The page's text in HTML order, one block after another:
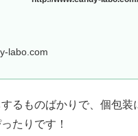
labo.com
るものばかりで、個包装
たりです！